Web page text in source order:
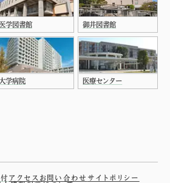
医学図書館 御井図書館
学病院 医療センター
アクセス お問い合わせ サイトポリシー